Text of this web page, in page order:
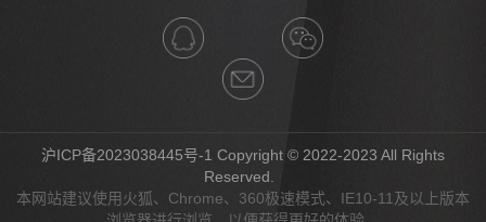
沪ICP备2023038445号-1 Copyright © 2022-2023 All Rights
Reserved.
本网站建议使用火狐、Chrome、360极速模式、IE10-11及以上版本